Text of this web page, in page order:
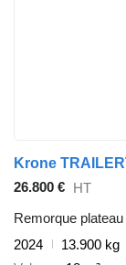
26.800 € HT
Remorque plateau
2024
13.900 kg